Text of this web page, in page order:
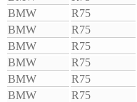
BMW
R75
BMW
R75
BMW
R75
BMW
R75
BMW
R75
BMW
R75